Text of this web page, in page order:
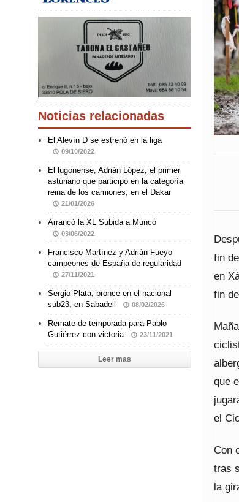
fin
en
fin
que
el
Con
tras
la
Noticias relacionadas
El Alevín D se estrenó en la liga
09/10/2022
El lugonense, Adrián López, el primer
asturiano que participó en la categoría
reina de los camiones, en el Dakar
21/01/2026
Arrancó la XL Subida a Muncó
03/06/2022
Francisco Martínez y Adrián Fueyo
campeones de España de regularidad
27/11/2021
Sergio Plata, bronce en el nacional
sub23, en Sabadell
08/02/2026
Remate de temporada para Pablo
Gutiérrez con victoria
23/11/2021
Leer mas